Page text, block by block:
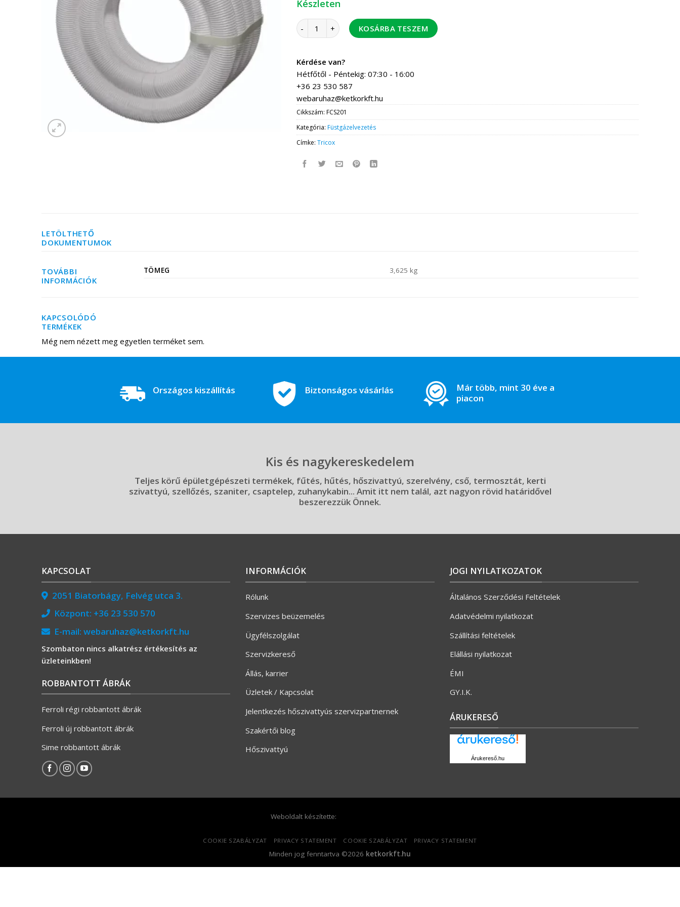
Készleten
Tricox FCS201 flexibilis cső 12,5 m 80 mm PP mennyiség
KOSÁRBA TESZEM
Kérdése van?
Hétfőtől - Péntekig: 07:30 - 16:00
+36 23 530 587
webaruhaz@ketkorkft.hu
Cikkszám:FCS201
Kategória:Füstgázelvezetés
Címke:Tricox
LETÖLTHETŐ
DOKUMENTUMOK
TOVÁBBI
INFORMÁCIÓK
TÖMEG 3,625 kg
KAPCSOLÓDÓ
TERMÉKEK
Még nem nézett meg egyetlen terméket sem.
Országos kiszállítás Biztonságos vásárlás
Már több, mint 30 éve a
piacon
Kis és nagykereskedelem
Teljes körű épületgépészeti termékek, fűtés, hűtés, hőszivattyú, szerelvény, cső, termosztát, kerti
szivattyú, szellőzés, szaniter, csaptelep, zuhanykabin... Amit itt nem talál, azt nagyon rövid határidővel
beszerezzük Önnek.
KAPCSOLAT
2051 Biatorbágy, Felvég utca 3.
Központ: +36 23 530 570
E-mail: webaruhaz@ketkorkft.hu
Szombaton nincs alkatrész értékesítés az
üzleteinkben!
ROBBANTOTT ÁBRÁK
Ferroli régi robbantott ábrák
Ferroli új robbantott ábrák
Sime robbantott ábrák
INFORMÁCIÓK
Rólunk
Szervizes beüzemelés
Ügyfélszolgálat
Szervizkereső
Állás, karrier
Üzletek / Kapcsolat
Jelentkezés hőszivattyús szervizpartnernek
Szakértői blog
Hőszivattyú
JOGI NYILATKOZATOK
Általános Szerződési Feltételek
Adatvédelmi nyilatkozat
Szállítási feltételek
Elállási nyilatkozat
ÉMI
GY.I.K.
ÁRUKERESŐ
Árukereső.hu
Weboldalt készítette:
COOKIE SZABÁLYZAT PRIVACY STATEMENT COOKIE SZABÁLYZAT PRIVACY STATEMENT
Minden jog fenntartva ©2026 ketkorkft.hu